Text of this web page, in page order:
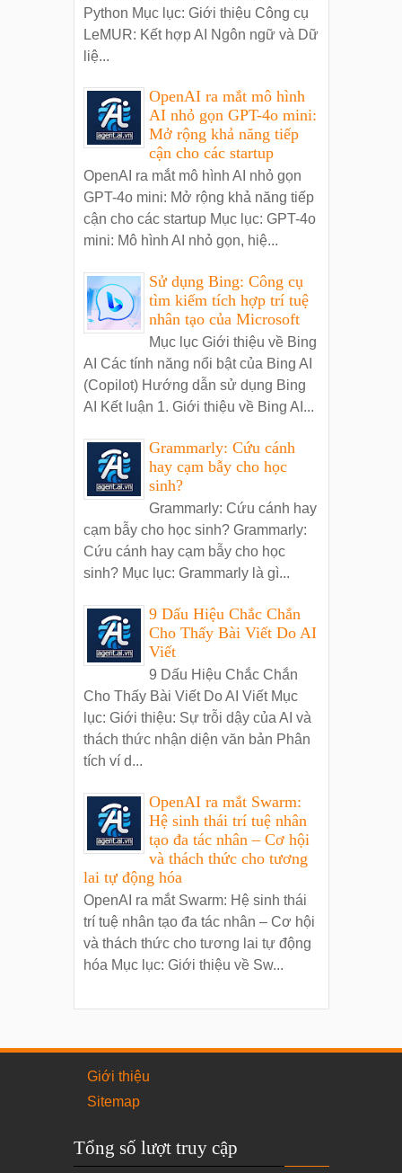
Python Mục lục: Giới thiệu Công cụ
LeMUR: Kết hợp AI Ngôn ngữ và Dữ
liệ...
OpenAI ra mắt mô hình
AI nhỏ gọn GPT-4o mini:
Mở rộng khả năng tiếp
cận cho các startup
OpenAI ra mắt mô hình AI nhỏ gọn
GPT-4o mini: Mở rộng khả năng tiếp
cận cho các startup Mục lục: GPT-4o
mini: Mô hình AI nhỏ gọn, hiệ...
Sử dụng Bing: Công cụ
tìm kiếm tích hợp trí tuệ
nhân tạo của Microsoft
Mục lục Giới thiệu về Bing
AI Các tính năng nổi bật của Bing AI
(Copilot) Hướng dẫn sử dụng Bing
AI Kết luận 1. Giới thiệu về Bing AI...
Grammarly: Cứu cánh
hay cạm bẫy cho học
sinh?
Grammarly: Cứu cánh hay
cạm bẫy cho học sinh? Grammarly:
Cứu cánh hay cạm bẫy cho học
sinh? Mục lục: Grammarly là gì...
9 Dấu Hiệu Chắc Chắn
Cho Thấy Bài Viết Do AI
Viết
9 Dấu Hiệu Chắc Chắn
Cho Thấy Bài Viết Do AI Viết Mục
lục: Giới thiệu: Sự trỗi dậy của AI và
thách thức nhận diện văn bản Phân
tích ví d...
OpenAI ra mắt Swarm:
Hệ sinh thái trí tuệ nhân
tạo đa tác nhân – Cơ hội
và thách thức cho tương
lai tự động hóa
OpenAI ra mắt Swarm: Hệ sinh thái
trí tuệ nhân tạo đa tác nhân – Cơ hội
và thách thức cho tương lai tự động
hóa Mục lục: Giới thiệu về Sw...
Giới thiệu
Sitemap
Tổng số lượt truy cập